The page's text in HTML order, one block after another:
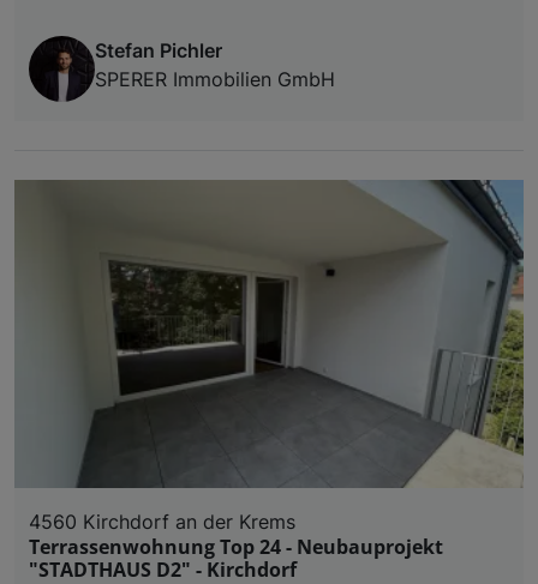
Stefan Pichler
SPERER Immobilien GmbH
4560 Kirchdorf an der Krems
Terrassenwohnung Top 24 - Neubauprojekt
"STADTHAUS D2" - Kirchdorf